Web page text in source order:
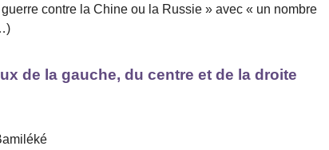
contre la Chine ou la Russie » avec « un nombre
de la gauche, du centre et de la droite